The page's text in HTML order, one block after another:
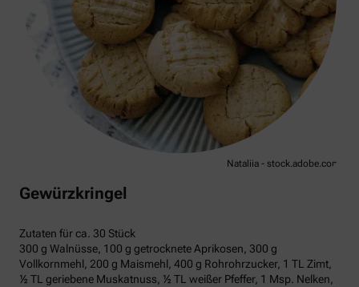
Nataliia - stock.adobe.com
Gewürzkringel
Zutaten für ca. 30 Stück
300 g Walnüsse, 100 g getrocknete Aprikosen, 300 g
Vollkornmehl, 200 g Maismehl, 400 g Rohrohrzucker, 1 TL Zimt,
½ TL geriebene Muskatnuss, ½ TL weißer Pfeffer, 1 Msp. Nelken,